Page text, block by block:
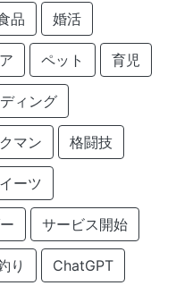
品 婚活
ペット 育児
ィング
マン 格闘技
ーツ
サービス開始
り ChatGPT